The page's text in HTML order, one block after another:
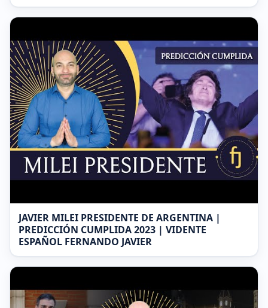
JAVIER MILEI PRESIDENTE DE ARGENTINA |
PREDICCIÓN CUMPLIDA 2023 | VIDENTE
ESPAÑOL FERNANDO JAVIER